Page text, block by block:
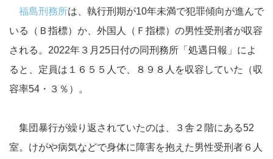
福島刑務所は、執行刑期が10年未満で犯罪傾向が進んで
いる（Ｂ指標）か、外国人（Ｆ指標）の男性受刑者が収容
される。2022年３月25日付の同刑務所「処遇日報」によ
ると、定員は１６５５人で、８９８人を収容していた（収
容率54・３％）。
集団暴行が繰り返されていたのは、３舎２階にある52
室。けがや病気などで身体に障害を抱えた男性受刑者６人